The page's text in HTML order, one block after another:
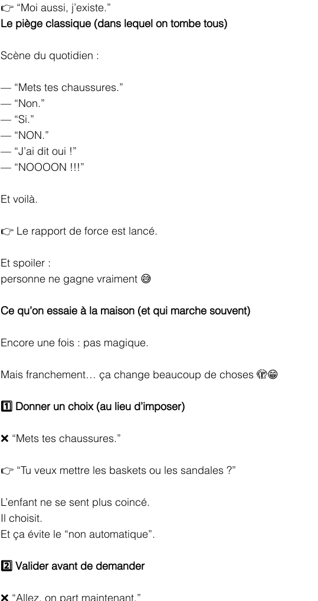
👉 “Moi aussi, j’existe.”
Le piège classique (dans lequel on tombe tous)
Scène du quotidien :
— “Mets tes chaussures.”
— “Non.”
— “Si.”
— “NON.”
— “J’ai dit oui !”
— “NOOOON !!!”
Et voilà.
👉 Le rapport de force est lancé.
Et spoiler :
personne ne gagne vraiment 😅
Ce qu’on essaie à la maison (et qui marche souvent)
Encore une fois : pas magique.
Mais franchement… ça change beaucoup de choses 🫣😁
1️⃣ Donner un choix (au lieu d’imposer)
❌ “Mets tes chaussures.”
👉 “Tu veux mettre les baskets ou les sandales ?”
L’enfant ne se sent plus coincé.
Il choisit.
Et ça évite le “non automatique”.
2️⃣ Valider avant de demander
❌ “Allez, on part maintenant.”